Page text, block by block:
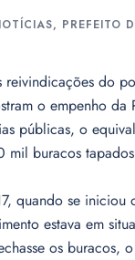
, PREFEITO
reivindicações do
o empenho
públicas, o
mil buracos
quando se iniciou
estava em
os buracos,